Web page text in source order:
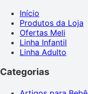
Início
Produtos da Loja
Ofertas Meli
Linha Infantil
Linha Adulto
Categorias